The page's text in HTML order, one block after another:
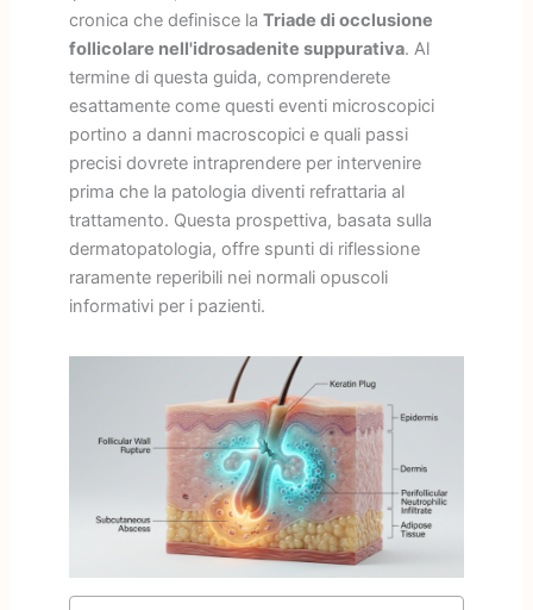
cronica che definisce la Triade di occlusione
follicolare nell'idrosadenite suppurativa. Al
termine di questa guida, comprenderete
esattamente come questi eventi microscopici
portino a danni macroscopici e quali passi
precisi dovrete intraprendere per intervenire
prima che la patologia diventi refrattaria al
trattamento. Questa prospettiva, basata sulla
dermatopatologia, offre spunti di riflessione
raramente reperibili nei normali opuscoli
informativi per i pazienti.